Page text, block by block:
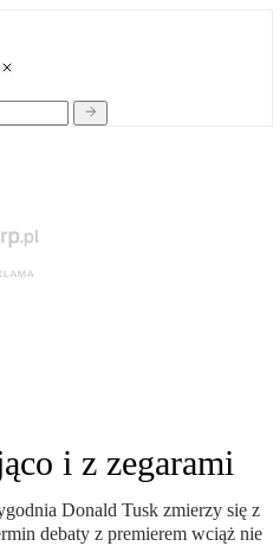
i z zegarami
Donald Tusk zmierzy się z
debaty z premierem wciąż nie